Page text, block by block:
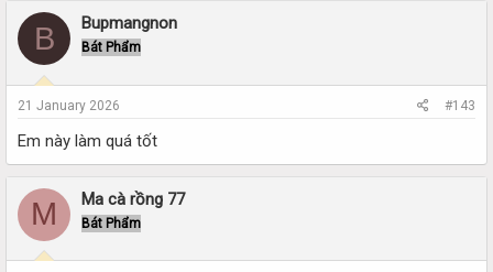
B Bupmangnon
Bát Phẩm
21 January 2026 #143
Em này làm quá tốt
M Ma cà rồng 77
Bát Phẩm